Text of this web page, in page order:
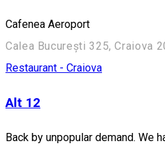
Cafenea Aeroport
Calea București 325, Craiova
Restaurant - Craiova
Alt 12
Back by unpopular demand. We